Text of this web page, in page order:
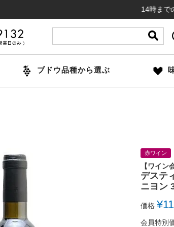
14時までのご注文
ブドウ品種から選ぶ
赤ワイン
【ワイン
デステ
ニヨン
価格 ¥
会員特別